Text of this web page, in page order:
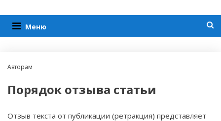
Меню
Авторам
Порядок отзыва статьи
Отзыв текста от публикации (ретракция) представляет